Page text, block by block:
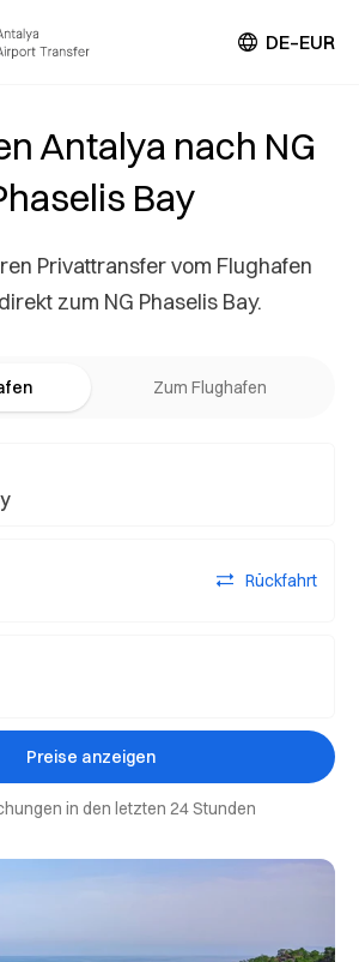
DE–EUR
Antalya nach NG
Bay
Privattransfer vom Flughafen
zum NG Phaselis Bay.
Zum Flughafen
Rückfahrt
Preise anzeigen
in den letzten 24 Stunden